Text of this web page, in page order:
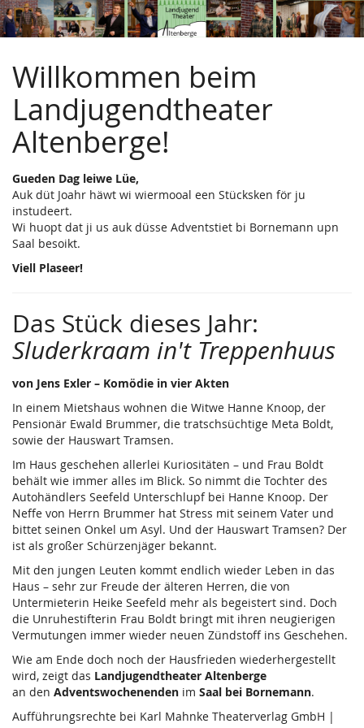
Zum
Haupt-
springen
Landjugendtheater
Altenberge
e.V.
Willkommen beim
Landjugendtheater
Altenberge!
Gueden Dag leiwe Lüe,
Auk düt Joahr häwt wi wiermooal een Stücksken för ju
instudeert.
Wi huopt dat ji us auk düsse Adventstiet bi Bornemann upn
Saal besoikt.
Viell Plaseer!
Das Stück dieses Jahr:
Sluderkraam in't Treppenhuus
von Jens Exler – Komödie in vier Akten
In einem Mietshaus wohnen die Witwe Hanne Knoop, der
Pensionär Ewald Brummer, die tratschsüchtige Meta Boldt,
sowie der Hauswart Tramsen.
Im Haus geschehen allerlei Kuriositäten – und Frau Boldt
behält wie immer alles im Blick. So nimmt die Tochter des
Autohändlers Seefeld Unterschlupf bei Hanne Knoop. Der
Neffe von Herrn Brummer hat Stress mit seinem Vater und
bittet seinen Onkel um Asyl. Und der Hauswart Tramsen? Der
ist als großer Schürzenjäger bekannt.
Mit den jungen Leuten kommt endlich wieder Leben in das
Haus – sehr zur Freude der älteren Herren, die von
Untermieterin Heike Seefeld mehr als begeistert sind. Doch
die Unruhestifterin Frau Boldt bringt mit ihren neugierigen
Vermutungen immer wieder neuen Zündstoff ins Geschehen.
Wie am Ende doch noch der Hausfrieden wiederhergestellt
wird, zeigt das Landjugendtheater Altenberge
an den Adventswochenenden im Saal bei Bornemann.
Aufführungsrechte bei Karl Mahnke Theaterverlag GmbH |